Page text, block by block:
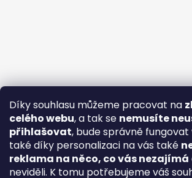
Díky souhlasu můžeme pracovat na
celého webu, a tak se nemusíte
přihlašovat, bude správně
také díky personalizaci na vás také
reklama na něco, co vás nezajímá
neviděli. K tomu potřebujeme váš